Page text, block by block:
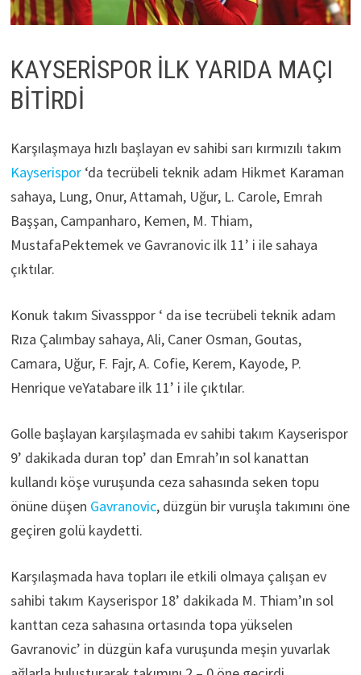
KAYSERİSPOR İLK YARIDA MAÇI
BİTİRDİ
Karşılaşmaya hızlı başlayan ev sahibi sarı kırmızılı takım
Kayserispor‘da tecrübeli teknik adam Hikmet Karaman
sahaya, Lung, Onur, Attamah, Uğur, L. Carole, Emrah
Başşan, Campanharo, Kemen, M. Thiam,
MustafaPektemek ve Gavranovic ilk 11’ i ile sahaya
çıktılar.
Konuk takım Sivassppor ‘ da ise tecrübeli teknik adam
Rıza Çalımbay sahaya, Ali, Caner Osman, Goutas,
Camara, Uğur, F. Fajr, A. Cofie, Kerem, Kayode, P.
Henrique veYatabare ilk 11’ i ile çıktılar.
Golle başlayan karşılaşmada ev sahibi takım Kayserispor
9’ dakikada duran top’ dan Emrah’ın sol kanattan
kullandı köşe vuruşunda ceza sahasında seken topu
önüne düşen Gavranovic, düzgün bir vuruşla takımını öne
geçiren golü kaydetti.
Karşılaşmada hava topları ile etkili olmaya çalışan ev
sahibi takım Kayserispor 18’ dakikada M. Thiam’ın sol
kanttan ceza sahasına ortasında topa yükselen
Gavranovic’ in düzgün kafa vuruşunda meşin yuvarlak